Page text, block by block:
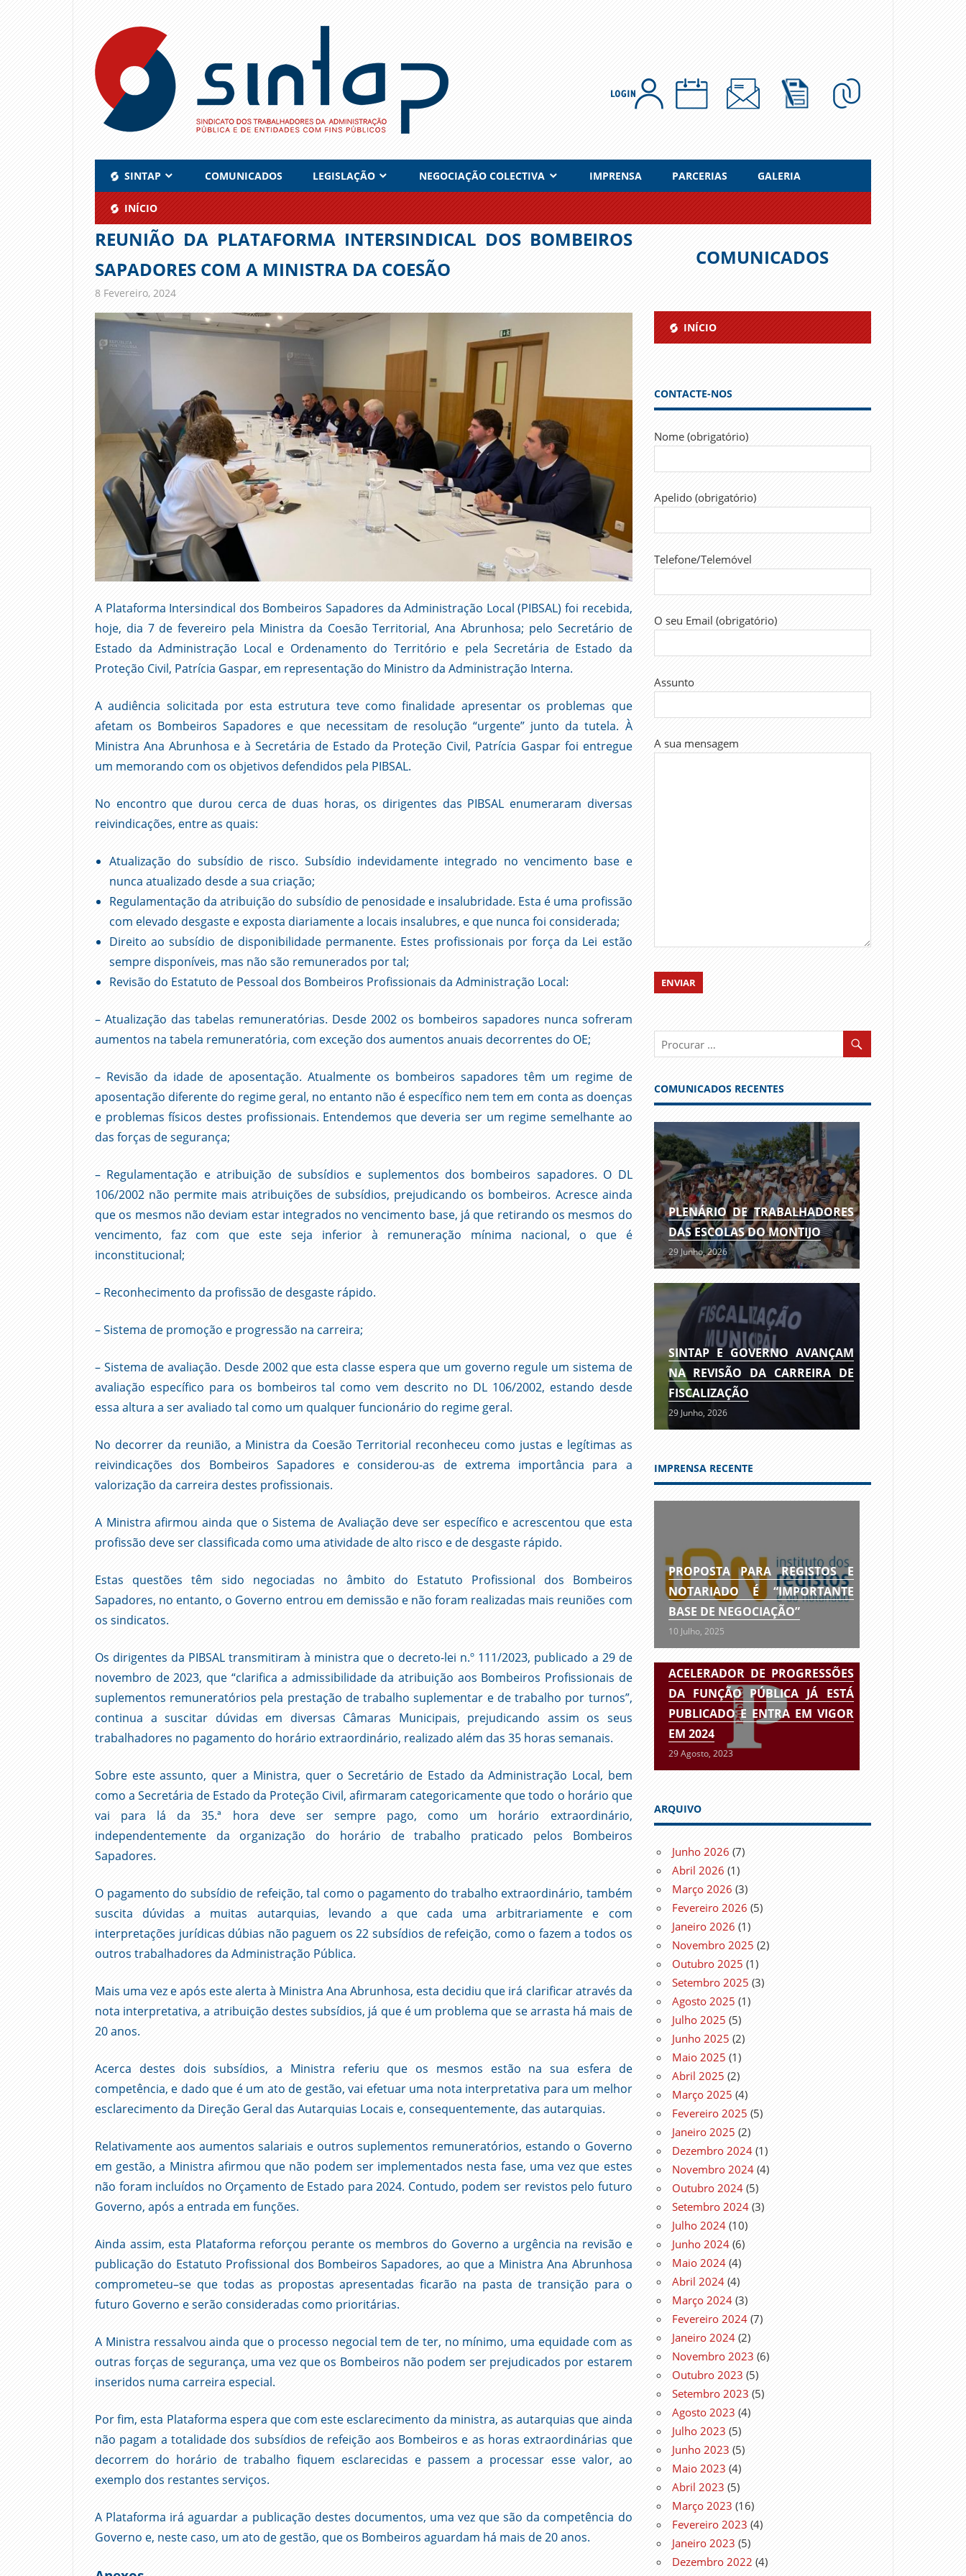
content
SINTAP COMUNICADOS LEGISLAÇÃO NEGOCIAÇÃO COLECTIVA IMPRENSA PARCERIAS GALERIA
INÍCIO
REUNIÃO DA PLATAFORMA INTERSINDICAL DOS BOMBEIROS
SAPADORES COM A MINISTRA DA COESÃO
8 Fevereiro, 2024
A Plataforma Intersindical dos Bombeiros Sapadores da Administração Local (PIBSAL) foi recebida,
hoje, dia 7 de fevereiro pela Ministra da Coesão Territorial, Ana Abrunhosa; pelo Secretário de
Estado da Administração Local e Ordenamento do Território e pela Secretária de Estado da
Proteção Civil, Patrícia Gaspar, em representação do Ministro da Administração Interna.
A audiência solicitada por esta estrutura teve como finalidade apresentar os problemas que
afetam os Bombeiros Sapadores e que necessitam de resolução “urgente” junto da tutela. À
Ministra Ana Abrunhosa e à Secretária de Estado da Proteção Civil, Patrícia Gaspar foi entregue
um memorando com os objetivos defendidos pela PIBSAL.
No encontro que durou cerca de duas horas, os dirigentes das PIBSAL enumeraram diversas
reivindicações, entre as quais:
Atualização do subsídio de risco. Subsídio indevidamente integrado no vencimento base e
nunca atualizado desde a sua criação;
Regulamentação da atribuição do subsídio de penosidade e insalubridade. Esta é uma profissão
com elevado desgaste e exposta diariamente a locais insalubres, e que nunca foi considerada;
Direito ao subsídio de disponibilidade permanente. Estes profissionais por força da Lei estão
sempre disponíveis, mas não são remunerados por tal;
Revisão do Estatuto de Pessoal dos Bombeiros Profissionais da Administração Local:
– Atualização das tabelas remuneratórias. Desde 2002 os bombeiros sapadores nunca sofreram
aumentos na tabela remuneratória, com exceção dos aumentos anuais decorrentes do OE;
– Revisão da idade de aposentação. Atualmente os bombeiros sapadores têm um regime de
aposentação diferente do regime geral, no entanto não é específico nem tem em conta as doenças
e problemas físicos destes profissionais. Entendemos que deveria ser um regime semelhante ao
das forças de segurança;
– Regulamentação e atribuição de subsídios e suplementos dos bombeiros sapadores. O DL
106/2002 não permite mais atribuições de subsídios, prejudicando os bombeiros. Acresce ainda
que os mesmos não deviam estar integrados no vencimento base, já que retirando os mesmos do
vencimento, faz com que este seja inferior à remuneração mínima nacional, o que é
inconstitucional;
– Reconhecimento da profissão de desgaste rápido.
– Sistema de promoção e progressão na carreira;
– Sistema de avaliação. Desde 2002 que esta classe espera que um governo regule um sistema de
avaliação específico para os bombeiros tal como vem descrito no DL 106/2002, estando desde
essa altura a ser avaliado tal como um qualquer funcionário do regime geral.
No decorrer da reunião, a Ministra da Coesão Territorial reconheceu como justas e legítimas as
reivindicações dos Bombeiros Sapadores e considerou-as de extrema importância para a
valorização da carreira destes profissionais.
A Ministra afirmou ainda que o Sistema de Avaliação deve ser específico e acrescentou que esta
profissão deve ser classificada como uma atividade de alto risco e de desgaste rápido.
Estas questões têm sido negociadas no âmbito do Estatuto Profissional dos Bombeiros
Sapadores, no entanto, o Governo entrou em demissão e não foram realizadas mais reuniões com
os sindicatos.
Os dirigentes da PIBSAL transmitiram à ministra que o decreto-lei n.º 111/2023, publicado a 29 de
novembro de 2023, que “clarifica a admissibilidade da atribuição aos Bombeiros Profissionais de
suplementos remuneratórios pela prestação de trabalho suplementar e de trabalho por turnos”,
continua a suscitar dúvidas em diversas Câmaras Municipais, prejudicando assim os seus
trabalhadores no pagamento do horário extraordinário, realizado além das 35 horas semanais.
Sobre este assunto, quer a Ministra, quer o Secretário de Estado da Administração Local, bem
como a Secretária de Estado da Proteção Civil, afirmaram categoricamente que todo o horário que
vai para lá da 35.ª hora deve ser sempre pago, como um horário extraordinário,
independentemente da organização do horário de trabalho praticado pelos Bombeiros
Sapadores.
O pagamento do subsídio de refeição, tal como o pagamento do trabalho extraordinário, também
suscita dúvidas a muitas autarquias, levando a que cada uma arbitrariamente e com
interpretações jurídicas dúbias não paguem os 22 subsídios de refeição, como o fazem a todos os
outros trabalhadores da Administração Pública.
Mais uma vez e após este alerta à Ministra Ana Abrunhosa, esta decidiu que irá clarificar através da
nota interpretativa, a atribuição destes subsídios, já que é um problema que se arrasta há mais de
20 anos.
Acerca destes dois subsídios, a Ministra referiu que os mesmos estão na sua esfera de
competência, e dado que é um ato de gestão, vai efetuar uma nota interpretativa para um melhor
esclarecimento da Direção Geral das Autarquias Locais e, consequentemente, das autarquias.
Relativamente aos aumentos salariais e outros suplementos remuneratórios, estando o Governo
em gestão, a Ministra afirmou que não podem ser implementados nesta fase, uma vez que estes
não foram incluídos no Orçamento de Estado para 2024. Contudo, podem ser revistos pelo futuro
Governo, após a entrada em funções.
Ainda assim, esta Plataforma reforçou perante os membros do Governo a urgência na revisão e
publicação do Estatuto Profissional dos Bombeiros Sapadores, ao que a Ministra Ana Abrunhosa
comprometeu–se que todas as propostas apresentadas ficarão na pasta de transição para o
futuro Governo e serão consideradas como prioritárias.
A Ministra ressalvou ainda que o processo negocial tem de ter, no mínimo, uma equidade com as
outras forças de segurança, uma vez que os Bombeiros não podem ser prejudicados por estarem
inseridos numa carreira especial.
Por fim, esta Plataforma espera que com este esclarecimento da ministra, as autarquias que ainda
não pagam a totalidade dos subsídios de refeição aos Bombeiros e as horas extraordinárias que
decorrem do horário de trabalho fiquem esclarecidas e passem a processar esse valor, ao
exemplo dos restantes serviços.
A Plataforma irá aguardar a publicação destes documentos, uma vez que são da competência do
Governo e, neste caso, um ato de gestão, que os Bombeiros aguardam há mais de 20 anos.
COMUNICADOS
INÍCIO
CONTACTE-NOS
Nome (obrigatório)
Apelido (obrigatório)
Telefone/Telemóvel
O seu Email (obrigatório)
Assunto
A sua mensagem
COMUNICADOS RECENTES
PLENÁRIO DE TRABALHADORES
DAS ESCOLAS DO MONTIJO
29 Junho, 2026
SINTAP E GOVERNO AVANÇAM
NA REVISÃO DA CARREIRA DE
FISCALIZAÇÃO
29 Junho, 2026
IMPRENSA RECENTE
PROPOSTA PARA REGISTOS E
NOTARIADO É “IMPORTANTE
BASE DE NEGOCIAÇÃO”
10 Julho, 2025
ACELERADOR DE PROGRESSÕES
DA FUNÇÃO PÚBLICA JÁ ESTÁ
PUBLICADO E ENTRA EM VIGOR
EM 2024
29 Agosto, 2023
ARQUIVO
Junho 2026 (7)
Abril 2026 (1)
Março 2026 (3)
Fevereiro 2026 (5)
Janeiro 2026 (1)
Novembro 2025 (2)
Outubro 2025 (1)
Setembro 2025 (3)
Agosto 2025 (1)
Julho 2025 (5)
Junho 2025 (2)
Maio 2025 (1)
Abril 2025 (2)
Março 2025 (4)
Fevereiro 2025 (5)
Janeiro 2025 (2)
Dezembro 2024 (1)
Novembro 2024 (4)
Outubro 2024 (5)
Setembro 2024 (3)
Julho 2024 (10)
Junho 2024 (6)
Maio 2024 (4)
Abril 2024 (4)
Março 2024 (3)
Fevereiro 2024 (7)
Janeiro 2024 (2)
Novembro 2023 (6)
Outubro 2023 (5)
Setembro 2023 (5)
Agosto 2023 (4)
Julho 2023 (5)
Junho 2023 (5)
Maio 2023 (4)
Abril 2023 (5)
Março 2023 (16)
Fevereiro 2023 (4)
Janeiro 2023 (5)
Dezembro 2022 (4)